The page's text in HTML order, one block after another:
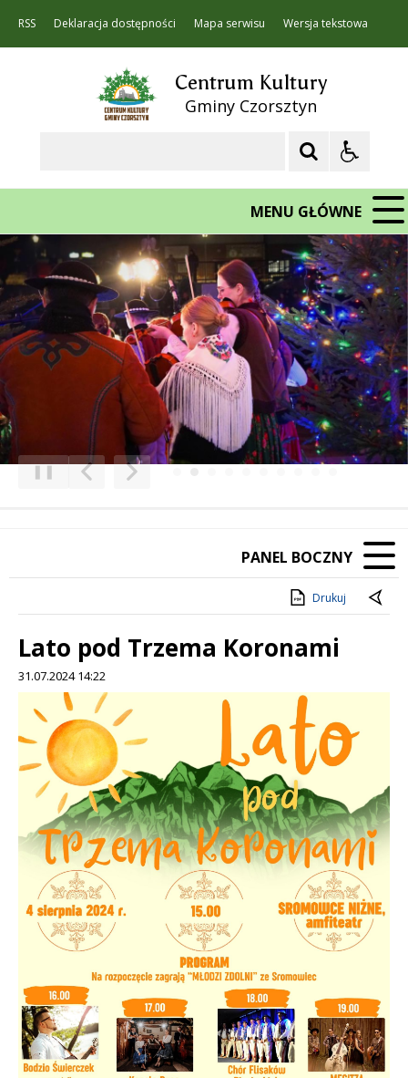
RSS Deklaracja dostępności Mapa serwisu Wersja tekstowa
Centrum Kultury
Gminy Czorsztyn
MENU GŁÓWNE
Poprzedni Element
Następny Element
❚❚
PANEL BOCZNY
Drukuj
Lato pod Trzema Koronami
31.07.2024 14:22